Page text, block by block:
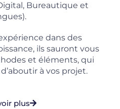
Bureautique et
dans des
ils sauront vous
et éléments, qui
à vos projet.
plus